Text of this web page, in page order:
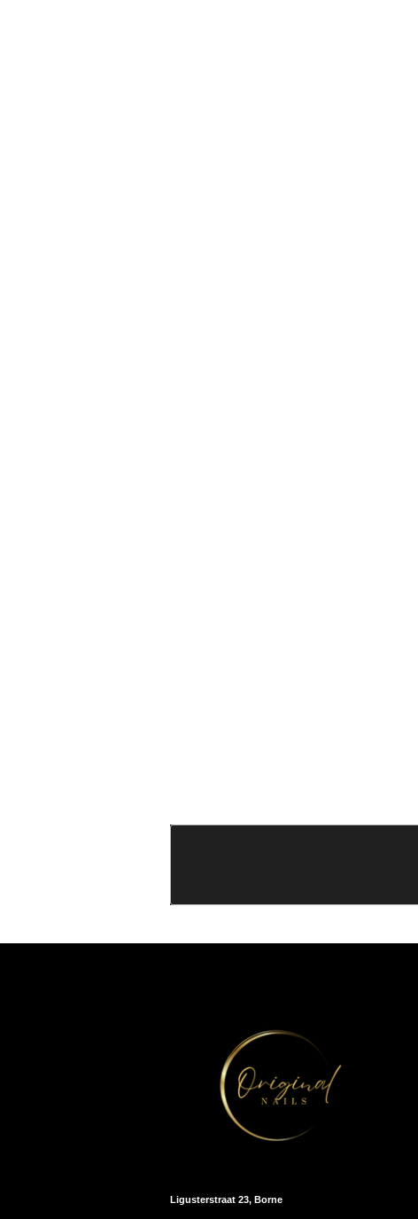
Ligusterstraat 23, Borne